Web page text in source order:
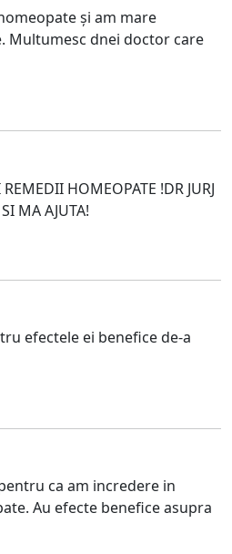
și am mare
Multumesc dnei doctor care
HOMEOPATE !DR JURJ
MA AJUTA!
efectele ei benefice de-a
ca am incredere in
Au efecte benefice asupra